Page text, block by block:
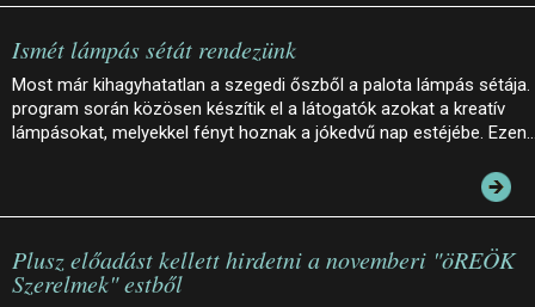
Ismét lámpás sétát rendezünk
Most már kihagyhatatlan a szegedi őszből a palota lámpás sétája.
program során közösen készítik el a látogatók azokat a kreatív
lámpásokat, melyekkel fényt hoznak a jókedvű nap estéjébe.
Plusz előadást kellett hirdetni a novemberi "öREÖK
Szerelmek" estből